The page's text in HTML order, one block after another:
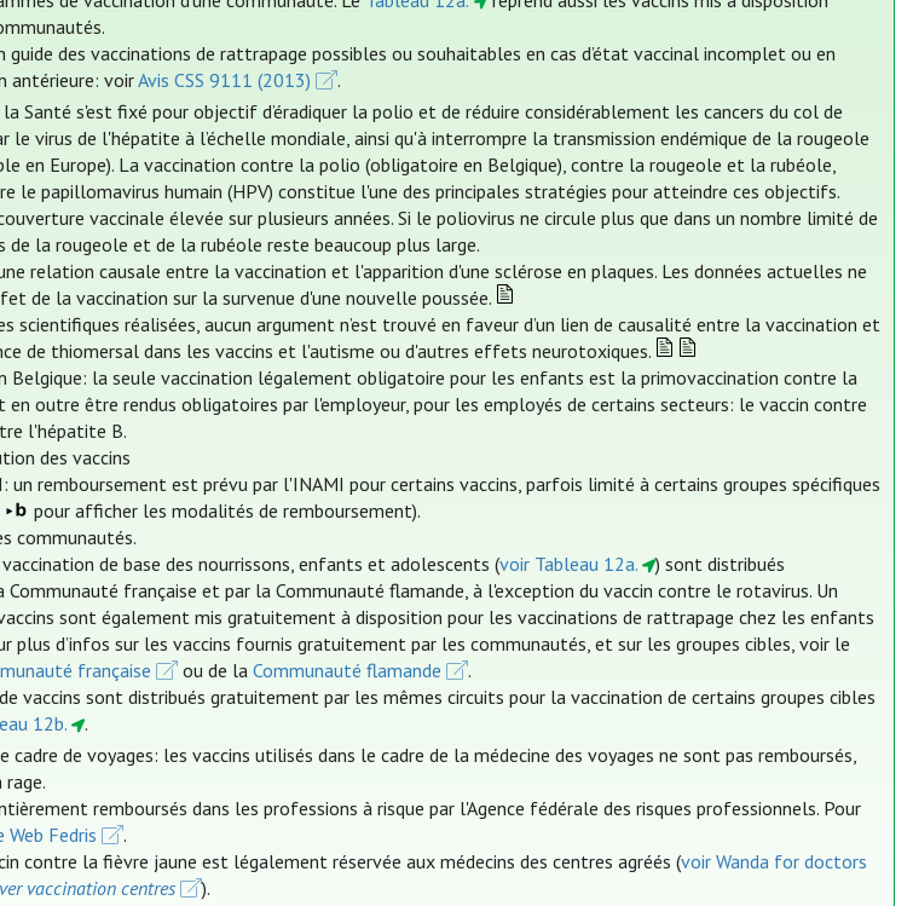
guide des vaccinations de rattrapage possibles ou souhaitables en cas d’état vaccinal incomplet ou en
antérieure: voirAvis CSS 9111 (2013)
.
Santé s'est fixé pour objectif d’éradiquer la polio et de réduire considérablement les cancers du col de
virus de l'hépatite à l’échelle mondiale, ainsi qu'à interrompre la transmission endémique de la rougeole
en Europe). La vaccination contre la polio (obligatoire en Belgique), contre la rougeole et la rubéole,
le papillomavirus humain (HPV) constitue l'une des principales stratégies pour atteindre ces objectifs.
vaccinale élevée sur plusieurs années. Si le poliovirus ne circule plus que dans un nombre limité de
de la rougeole et de la rubéole reste beaucoup plus large.
relation causale entre la vaccination et l'apparition d'une sclérose en plaques. Les données actuelles ne
de la vaccination sur la survenue d'une nouvelle poussée.
scientifiques réalisées, aucun argument n’est trouvé en faveur d’un lien de causalité entre la vaccination et
de thiomersal dans les vaccins et l'autisme ou d'autres effets neurotoxiques.
Belgique: la seule vaccination légalement obligatoire pour les enfants est la primovaccination contre la
en outre être rendus obligatoires par l'employeur, pour les employés de certains secteurs: le vaccin contre
l'hépatite B.
des vaccins
un remboursement est prévu par l'INAMI pour certains vaccins, parfois limité à certains groupes spécifiques
pour afficher les modalités de remboursement).
communautés.
de base des nourrissons, enfants et adolescents (voir Tableau 12a.
) sont distribués
française et par la Communauté flamande, à l'exception du vaccin contre le rotavirus. Un
sont également mis gratuitement à disposition pour les vaccinations de rattrapage chez les enfants
plus d’infos sur les vaccins fournis gratuitement par les communautés, et sur les groupes cibles, voir le
française
ou de la Communauté flamande
.
vaccins sont distribués gratuitement par les mêmes circuits pour la vaccination de certains groupes cibles
12b.
.
cadre de voyages: les vaccins utilisés dans le cadre de la médecine des voyages ne sont pas remboursés,
remboursés dans les professions à risque par l'Agence fédérale des risques professionnels. Pour
Web Fedris
.
contre la fièvre jaune est légalement réservée aux médecins des centres agréés (voir Wanda for doctors
vaccination centres
).